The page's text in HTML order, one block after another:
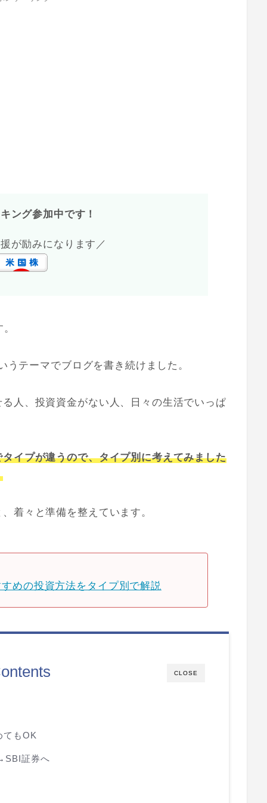
ング参加中です！
が励みになります／
テーマでブログを書き続けました。
人、投資資金がない人、日々の生活でいっぱ
イプが違うので、タイプ別に考えてみました
着々と準備を整えています。
めの投資方法をタイプ別で解説
CLOSE
もOK
証券へ